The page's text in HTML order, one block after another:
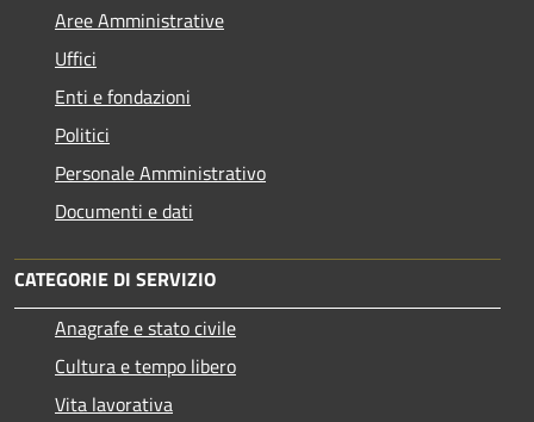
Aree Amministrative
Uffici
Enti e fondazioni
Politici
Personale Amministrativo
Documenti e dati
CATEGORIE DI SERVIZIO
Anagrafe e stato civile
Cultura e tempo libero
Vita lavorativa